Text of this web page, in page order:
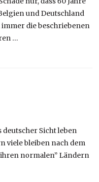
und Deutschland
die beschriebenen
…
deutscher Sicht leben
viele bleiben nach dem
normalen” Ländern